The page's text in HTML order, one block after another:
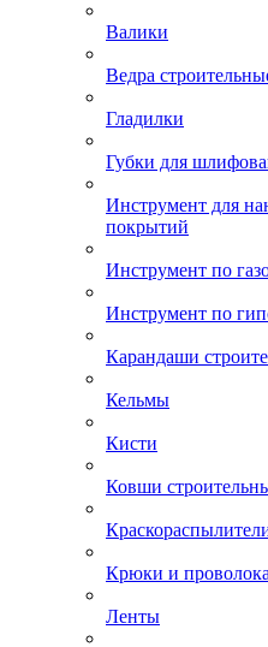
Валики
Ведра
Гладилки
Губки для
Инструмент для
покрытий
Инструмент по
Инструмент по
Карандаши
Кельмы
Кисти
Ковши
Крюки и
Ленты